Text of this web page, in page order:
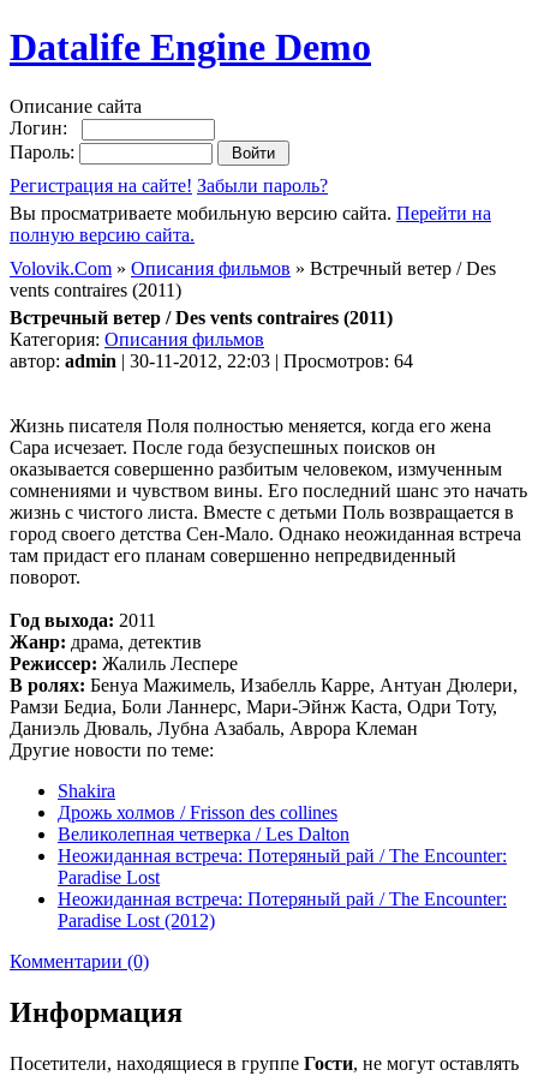
Datalife Engine Demo
Описание сайта
Логин:
Пароль:
Регистрация на сайте! Забыли пароль?
Вы просматриваете мобильную версию сайта. Перейти на
полную версию сайта.
Volovik.Com » Описания фильмов » Встречный ветер / Des
vents contraires (2011)
Встречный ветер / Des vents contraires (2011)
Категория: Описания фильмов
автор: admin | 30-11-2012, 22:03 | Просмотров: 64
Жизнь писателя Поля полностью меняется, когда его жена
Сара исчезает. После года безуспешных поисков он
оказывается совершенно разбитым человеком, измученным
сомнениями и чувством вины. Его последний шанс это начать
жизнь с чистого листа. Вместе с детьми Поль возвращается в
город своего детства Сен-Мало. Однако неожиданная встреча
там придаст его планам совершенно непредвиденный
поворот.
Год выхода: 2011
Жанр: драма, детектив
Режиссер: Жалиль Леспере
В ролях: Бенуа Мажимель, Изабелль Карре, Антуан Дюлери,
Рамзи Бедиа, Боли Ланнерс, Мари-Эйнж Каста, Одри Тоту,
Даниэль Дюваль, Лубна Азабаль, Аврора Клеман
Другие новости по теме:
Shakira
Дрожь холмов / Frisson des collines
Великолепная четверка / Les Dalton
Неожиданная встреча: Потеряный рай / The Encounter:
Paradise Lost
Неожиданная встреча: Потеряный рай / The Encounter:
Paradise Lost (2012)
Комментарии (0)
Информация
Посетители, находящиеся в группе Гости, не могут оставлять